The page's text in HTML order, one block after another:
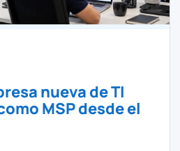
nueva de TI
MSP desde el